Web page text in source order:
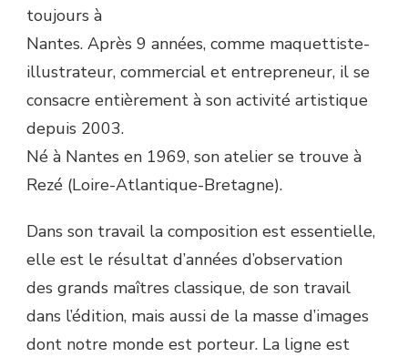
toujours à
Nantes. Après 9 années, comme maquettiste-
illustrateur, commercial et entrepreneur, il se
consacre entièrement à son activité artistique
depuis 2003.
Né à Nantes en 1969, son atelier se trouve à
Rezé (Loire-Atlantique-Bretagne).
Dans son travail la composition est essentielle,
elle est le résultat d’années d’observation
des grands maîtres classique, de son travail
dans l’édition, mais aussi de la masse d’images
dont notre monde est porteur. La ligne est